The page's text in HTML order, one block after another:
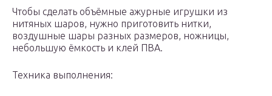
Чтобы сделать объёмные ажурные игрушки из
нитяных шаров, нужно приготовить нитки,
воздушные шары разных размеров, ножницы,
небольшую ёмкость и клей ПВА.
Техника выполнения: